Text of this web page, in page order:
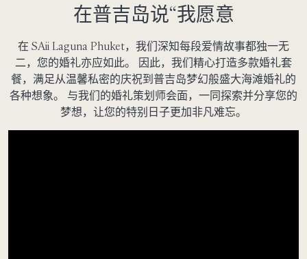
在普吉岛说“我愿意
在 SAii Laguna Phuket，我们深知每段爱情故事都独一无
二，您的婚礼亦应如此。 因此，我们精心打造多款婚礼套
餐，满足从温馨私密的庆祝到普吉岛梦幻般盛大海滩婚礼的
各种想象。 与我们的婚礼策划师会面，一同探索并分享您的
梦想，让您的特别日子更加非凡难忘。